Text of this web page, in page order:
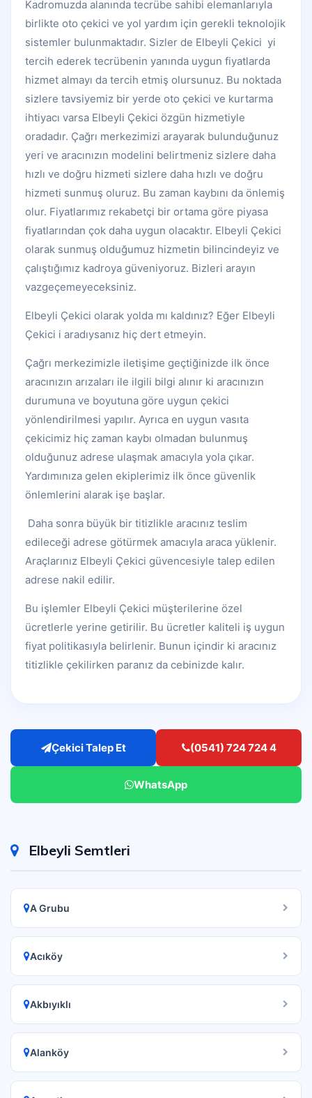
Kadromuzda alanında tecrübe sahibi elemanlarıyla
birlikte oto çekici ve yol yardım için gerekli teknolojik
sistemler bulunmaktadır. Sizler de Elbeyli Çekici yi
tercih ederek tecrübenin yanında uygun fiyatlarda
hizmet almayı da tercih etmiş olursunuz. Bu noktada
sizlere tavsiyemiz bir yerde oto çekici ve kurtarma
ihtiyacı varsa Elbeyli Çekici özgün hizmetiyle
oradadır. Çağrı merkezimizi arayarak bulunduğunuz
yeri ve aracınızın modelini belirtmeniz sizlere daha
hızlı ve doğru hizmeti sizlere daha hızlı ve doğru
hizmeti sunmuş oluruz. Bu zaman kaybını da önlemiş
olur. Fiyatlarımız rekabetçi bir ortama göre piyasa
fiyatlarından çok daha uygun olacaktır. Elbeyli Çekici
olarak sunmuş olduğumuz hizmetin bilincindeyiz ve
çalıştığımız kadroya güveniyoruz. Bizleri arayın
vazgeçemeyeceksiniz.
Elbeyli Çekici olarak yolda mı kaldınız? Eğer Elbeyli
Çekici i aradıysanız hiç dert etmeyin.
Çağrı merkezimizle iletişime geçtiğinizde ilk önce
aracınızın arızaları ile ilgili bilgi alınır ki aracınızın
durumuna ve boyutuna göre uygun çekici
yönlendirilmesi yapılır. Ayrıca en uygun vasıta
çekicimiz hiç zaman kaybı olmadan bulunmuş
olduğunuz adrese ulaşmak amacıyla yola çıkar.
Yardımınıza gelen ekiplerimiz ilk önce güvenlik
önlemlerini alarak işe başlar.
Daha sonra büyük bir titizlikle aracınız teslim
edileceği adrese götürmek amacıyla araca yüklenir.
Araçlarınız Elbeyli Çekici güvencesiyle talep edilen
adrese nakil edilir.
Bu işlemler Elbeyli Çekici müşterilerine özel
ücretlerle yerine getirilir. Bu ücretler kaliteli iş uygun
fiyat politikasıyla belirlenir. Bunun içindir ki aracınız
titizlikle çekilirken paranız da cebinizde kalır.
Çekici Talep Et (0541) 724 724 4
WhatsApp
Elbeyli Semtleri
A Grubu
Acıköy
Akbıyıklı
Alanköy